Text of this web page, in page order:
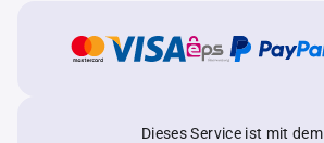
Dieses Service ist mit dem